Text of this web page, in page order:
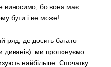
виносимо, бо вона має
бути і не може!
ряд, де досить багато
диванів), ми пропонуємо
найбільше. Спочатку